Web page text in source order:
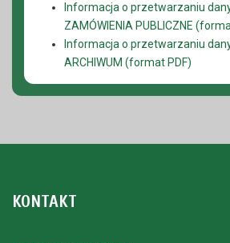
Informacja o przetwarzaniu
ZAMÓWIENIA PUBLICZNE
Informacja o przetwarzaniu
ARCHIWUM (format PDF)
KONTAKT